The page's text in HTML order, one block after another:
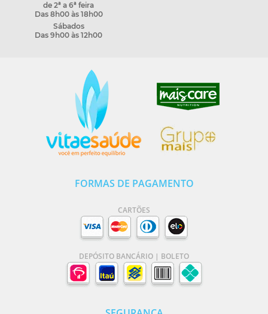
de 2ª a 6ª feira
Das 8h00 às 18h00
Sábados
Das 9h00 às 12h00
FORMAS DE PAGAMENTO
CARTÕES
DEPÓSITO BANCÁRIO | BOLETO